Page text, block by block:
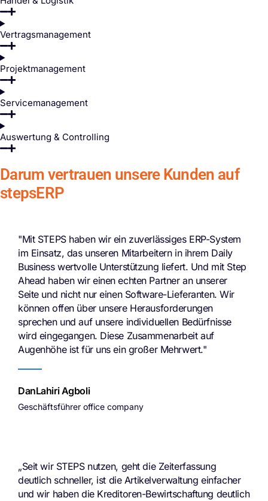
Vertragsmanagement
Projektmanagement
Servicemanagement
Auswertung & Controlling
Darum vertrauen unsere Kunden auf
stepsERP
"Mit STEPS haben wir ein zuverlässiges ERP-System
im Einsatz, das unseren Mitarbeitern in ihrem Daily
Business wertvolle Unterstützung liefert. Und mit Step
Ahead haben wir einen echten Partner an unserer
Seite und nicht nur einen Software-Lieferanten. Wir
können offen über unsere Herausforderungen
sprechen und auf unsere individuellen Bedürfnisse
wird eingegangen. Diese Zusammenarbeit auf
Augenhöhe ist für uns ein großer Mehrwert."
DanLahiri Agboli
Geschäftsführer office company
„Seit wir STEPS nutzen, geht die Zeiterfassung
deutlich schneller, ist die Artikelverwaltung einfacher
und wir haben die Kreditoren-Bewirtschaftung deutlich